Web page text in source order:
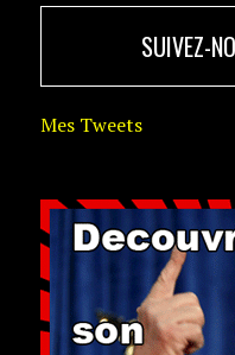
SUIVEZ-
Mes Tweets